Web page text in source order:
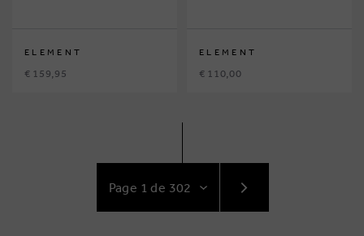
ELEMENT
€ 159,95
ELEMENT
€ 110,00
AU
SUIVANT